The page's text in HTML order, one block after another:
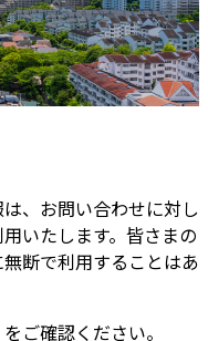
、お問い合わせに対し
いたします。皆さまの
断で利用することはあ
をご確認ください。